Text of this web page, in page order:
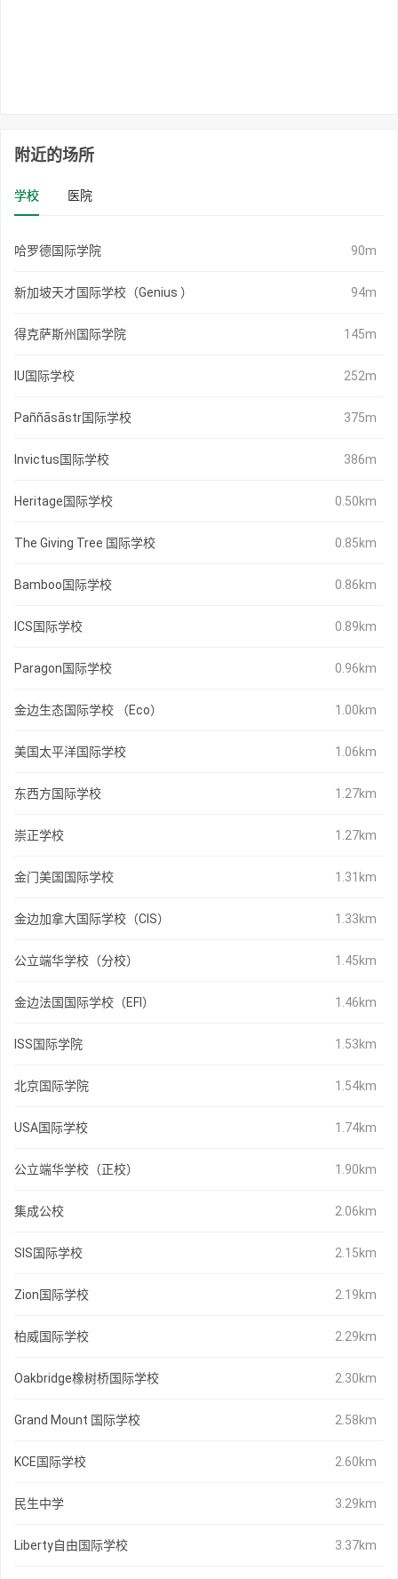
附近的场所
学校 医院
哈罗德国际学院 90m
新加坡天才国际学校（Genius ） 94m
得克萨斯州国际学院 145m
IU国际学校 252m
Paññāsāstr国际学校 375m
Invictus国际学校 386m
Heritage国际学校 0.50km
The Giving Tree 国际学校 0.85km
Bamboo国际学校 0.86km
ICS国际学校 0.89km
Paragon国际学校 0.96km
金边生态国际学校 （Eco） 1.00km
美国太平洋国际学校 1.06km
东西方国际学校 1.27km
崇正学校 1.27km
金门美国国际学校 1.31km
金边加拿大国际学校（CIS） 1.33km
公立端华学校（分校） 1.45km
金边法国国际学校（EFI） 1.46km
ISS国际学院 1.53km
北京国际学院 1.54km
USA国际学校 1.74km
公立端华学校（正校） 1.90km
集成公校 2.06km
SIS国际学校 2.15km
Zion国际学校 2.19km
柏威国际学校 2.29km
Oakbridge橡树桥国际学校 2.30km
Grand Mount 国际学校 2.58km
KCE国际学校 2.60km
民生中学 3.29km
Liberty自由国际学校 3.37km